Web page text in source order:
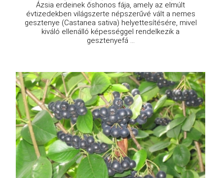
Ázsia erdeinek őshonos fája, amely az elmúlt
évtizedekben világszerte népszerűvé vált a nemes
gesztenye (Castanea sativa) helyettesítésére, mivel
kiváló ellenálló képességgel rendelkezik a
gesztenyefá ...